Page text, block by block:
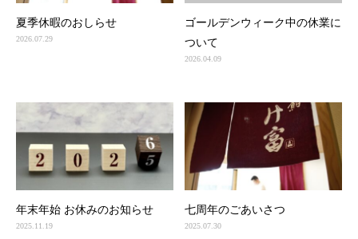
夏季休暇のおしらせ
2026.07.29
ゴールデンウィーク中の休業に
ついて
2026.04.09
年末年始 お休みのお知らせ
2025.11.19
七周年のごあいさつ
2025.07.30